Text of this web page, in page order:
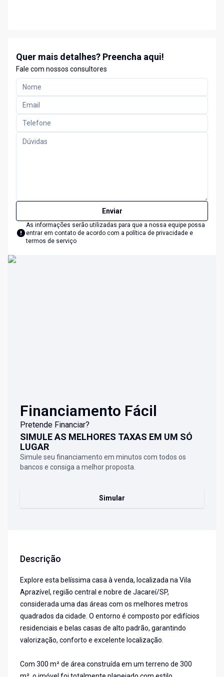
Quer mais detalhes? Preencha aqui!
Fale com nossos consultores
Enviar
As informações serão utilizadas para que a nossa equipe possa
entrar em contato de acordo com a política de privacidade e
termos de serviço
Financiamento Fácil
Pretende Financiar?
SIMULE AS MELHORES TAXAS EM UM SÓ
LUGAR
Simule seu financiamento em minutos com todos os
bancos e consiga a melhor proposta.
Simular
Descrição
Explore esta belíssima casa à venda, localizada na Vila
Aprazível, região central e nobre de Jacareí/SP,
considerada uma das áreas com os melhores metros
quadrados da cidade. O entorno é composto por edifícios
residenciais e belas casas de alto padrão, garantindo
valorização, conforto e excelente localização.
Com 300 m² de área construída em um terreno de 300